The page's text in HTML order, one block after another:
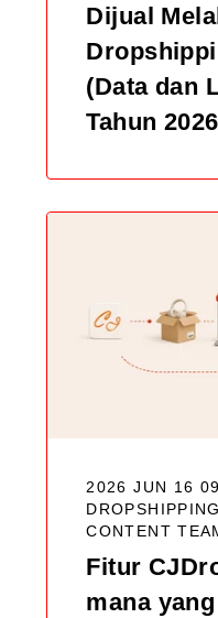
Dijual
(Data dan
Tahun
2026 JUN 16
CONTENT
Fitur
mana